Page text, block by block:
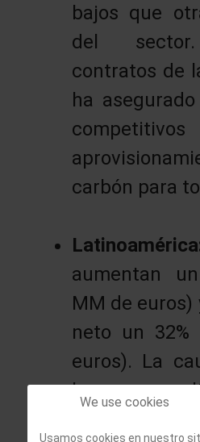
bajos que
del
contratos de
ha
carbón para
aumentan
MM de
neto un
euros). La
buenos
We use cookies
Usamos cookies en nuestro